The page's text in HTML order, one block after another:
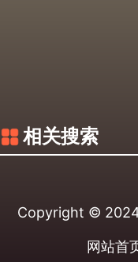
相关搜索
Copyright ©
网站首